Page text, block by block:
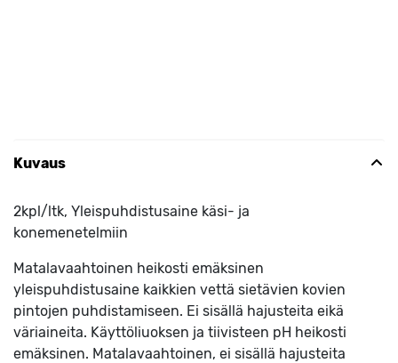
Kuvaus
2kpl/ltk, Yleispuhdistusaine käsi- ja
konemenetelmiin
Matalavaahtoinen heikosti emäksinen
yleispuhdistusaine kaikkien vettä sietävien kovien
pintojen puhdistamiseen. Ei sisällä hajusteita eikä
väriaineita. Käyttöliuoksen ja tiivisteen pH heikosti
emäksinen. Matalavaahtoinen, ei sisällä hajusteita